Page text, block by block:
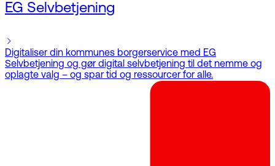
EG Selvbetjening
Digitaliser din kommunes borgerservice med EG
Selvbetjening og gør digital selvbetjening til det nemme og
oplagte valg – og spar tid og ressourcer for alle.